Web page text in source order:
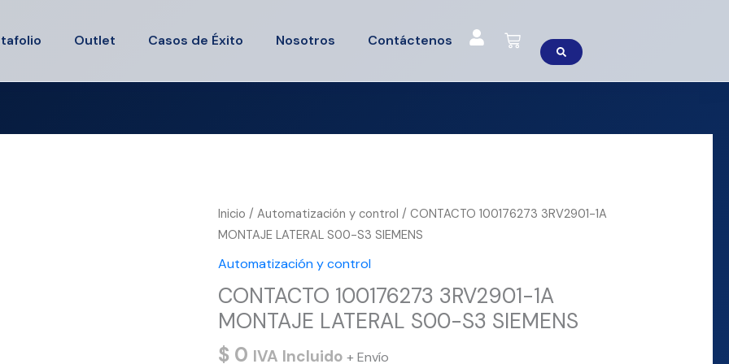
Outlet Casos de Éxito Nosotros Contáctenos Cart
Inicio / Automatización y control / CONTACTO 100176273 3RV2901-1A
MONTAJE LATERAL S00-S3 SIEMENS
Automatización y control
CONTACTO 100176273 3RV2901-1A
MONTAJE LATERAL S00-S3 SIEMENS
$ 0 IVA Incluido + Envío